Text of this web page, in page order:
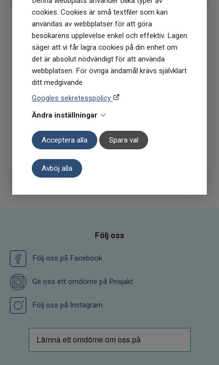
cookies. Cookies är små textfiler som kan
användas av webbplatser för att göra
besökarens upplevelse enkel och effektiv. Lagen
säger att vi får lagra cookies på din enhet om
det är absolut nödvändigt för att använda
webbplatsen. För övriga ändamål krävs självklart
ditt medgivande.
Googles sekretesspolicy
Ändra inställningar
Acceptera alla Spara val
Avböj alla
Få10% rabattnär du anmäler dig för vårt
nyhetsbrev
(Du får en kod till din mejl som gäller vid 1
köptillfälle på ordinarie priser)
Prenumerera
Följ oss
Följ oss på Facebook
Ge oss ett omdöme på Prisjakt
Följ oss på Instagram